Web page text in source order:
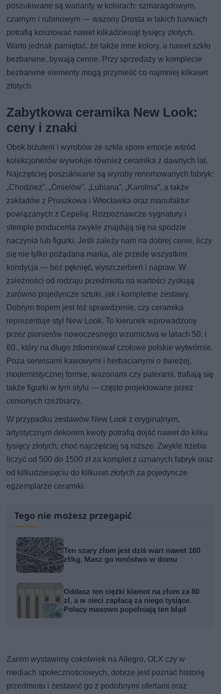
poszukiwane są warianty w kolorach: szmaragdowym,
czarnym i rubinowym — wazony Drosta w takich barwach
potrafią kosztować nawet kilkadziesiąt tysięcy złotych.
Warto jednak pamiętać, że także inne kolory, a nawet szkło
bezbarwne, bywają cenne. Przy sprzedaży w komplecie
bezbarwne elementy mogą przynieść co najmniej kilkaset
złotych.
Zabytkowa ceramika New Look:
ceny i znaki
Obok biżuterii i wyrobów ze szkła spore emocje wśród
kolekcjonerów wywołuje również ceramika z dawnych lat.
Najczęściej poszukiwane są wyroby renomowanych fabryk:
„Chodzież”, „Ćmielów”, „Lubiana”, „Karolina”, a także
zakładów z Pruszkowa i Włocławka oraz manufaktur
powiązanych z Cepelią. Rozpoznawcze sygnatury i
stemple producenta zwykle znajdują się na spodzie
naczynia lub figurki. Jeśli zależy nam na dobrej cenie, liczy
się nie tylko pożądana marka, ale przede wszystkim
kondycja — bez pęknięć, wyszczerbień i napraw. W
zależności od rodzaju przedmiotu na wartości zyskują
zarówno pojedyncze sztuki, jak i kompletne zestawy.
Dobrym tropem jest też sprawdzenie, czy ceramika
reprezentuje styl New Look. To kierunek wprowadzony
przez pionierów nowoczesnego wzornictwa w latach 50. i
60., który na długo zdominował czołowe polskie wytwórnie.
Poza serwisami kawowymi i herbacianymi o świeżej,
modernistycznej formie, wazonami czy paterami, trafiają się
także figurki w tym stylu — często projektowane przez
cenionych rzeźbiarzy.
W przypadku zestawów New Look z oryginalnym,
artystycznym dekorem kwoty potrafią dojść nawet do kilku
tysięcy złotych, choć najczęściej są niższe. Zwykle trzeba
liczyć od 500 do 1500 zł za komplet z uznanych fabryk oraz
od kilkudziesięciu do kilkuset złotych za pojedyncze
egzemplarze ceramiki.
Tego nie możesz przegapić
Ten szary złom jest dziś wart nawet 160
zł/kg. Masz go mnóstwo w domu
Oddasz ten ciężki klamot na złom za 80
zł, a w sieci zapłacą za niego tysiące.
Polacy masowo popełniają ten błąd
Zanim wystawimy cokolwiek na Allegro, OLX czy w
mediach społecznościowych, dobrze jest poznać historię
przedmiotu i zestawić go z podobnymi ofertami oraz